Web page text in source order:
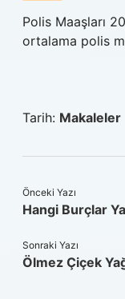
Polis Maaşları
ortalama polis
Tarih: Makaleler
Önceki Yazı
Hangi Burçlar
Sonraki Yazı
Ölmez Çiçek